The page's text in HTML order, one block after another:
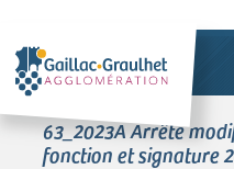
63_2023A Arrêté
fonction et signature